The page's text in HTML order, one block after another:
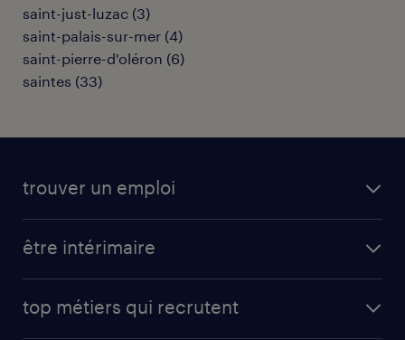
saint-just-luzac (3)
saint-palais-sur-mer (4)
saint-pierre-d'oléron (6)
saintes (33)
trouver un emploi
être intérimaire
app talent / portail web
top métiers qui recrutent